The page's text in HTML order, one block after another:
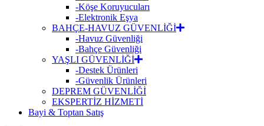
-Köşe Koruyucuları
-Elektronik Eşya
BAHÇE-HAVUZ GÜVENLİĞİ
-Havuz Güvenliği
-Bahçe Güvenliği
YAŞLI GÜVENLİĞİ
-Destek Ürünleri
-Güvenlik Ürünleri
DEPREM GÜVENLİĞİ
EKSPERTİZ HİZMETİ
Bayi & Toptan Satış